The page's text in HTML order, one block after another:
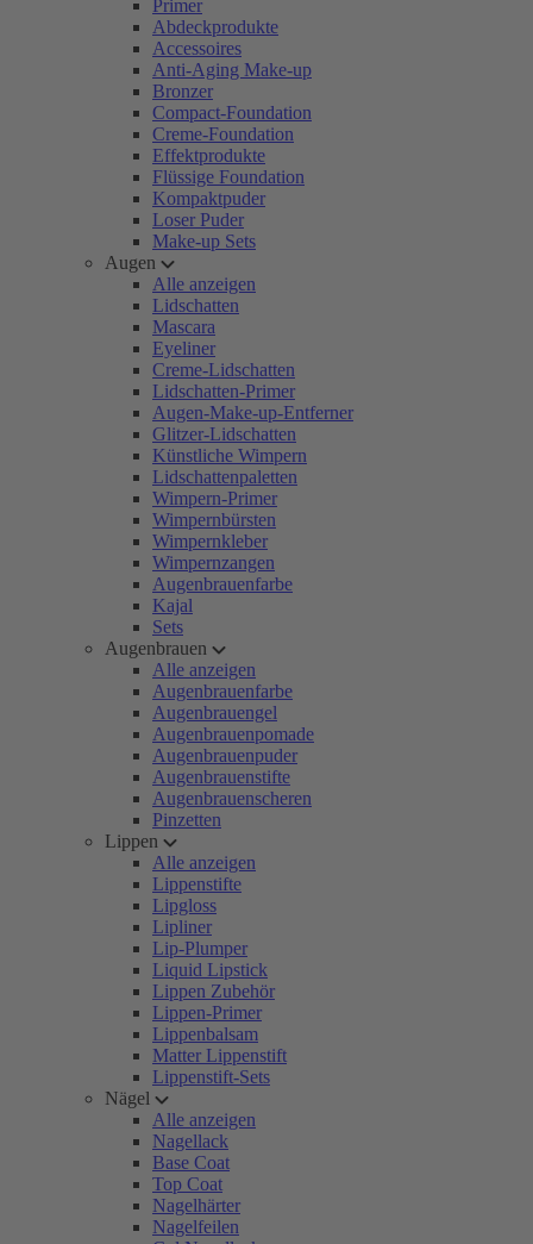
Primer
Abdeckprodukte
Accessoires
Anti-Aging Make-up
Bronzer
Compact-Foundation
Creme-Foundation
Effektprodukte
Flüssige Foundation
Kompaktpuder
Loser Puder
Make-up Sets
Augen
Alle anzeigen
Lidschatten
Mascara
Eyeliner
Creme-Lidschatten
Lidschatten-Primer
Augen-Make-up-Entferner
Glitzer-Lidschatten
Künstliche Wimpern
Lidschattenpaletten
Wimpern-Primer
Wimpernbürsten
Wimpernkleber
Wimpernzangen
Augenbrauenfarbe
Kajal
Sets
Augenbrauen
Alle anzeigen
Augenbrauenfarbe
Augenbrauengel
Augenbrauenpomade
Augenbrauenpuder
Augenbrauenstifte
Augenbrauenscheren
Pinzetten
Lippen
Alle anzeigen
Lippenstifte
Lipgloss
Lipliner
Lip-Plumper
Liquid Lipstick
Lippen Zubehör
Lippen-Primer
Lippenbalsam
Matter Lippenstift
Lippenstift-Sets
Nägel
Alle anzeigen
Nagellack
Base Coat
Top Coat
Nagelhärter
Nagelfeilen